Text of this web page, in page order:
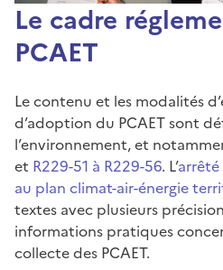
Le cadre
PCAET
Le contenu et les modalités
d’adoption du PCAET sont
l’environnement, et
et R229-51 à R229-56. L’
au plan climat-air-énergie
textes avec plusieurs
informations pratiques
collecte des PCAET.